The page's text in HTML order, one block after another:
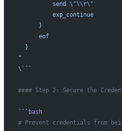
          send
\"\\ r\"
          exp_continue
      }
      eof
  }
"
\` ``
#### Step 2: Secure the
``` bash
# Prevent credentials from